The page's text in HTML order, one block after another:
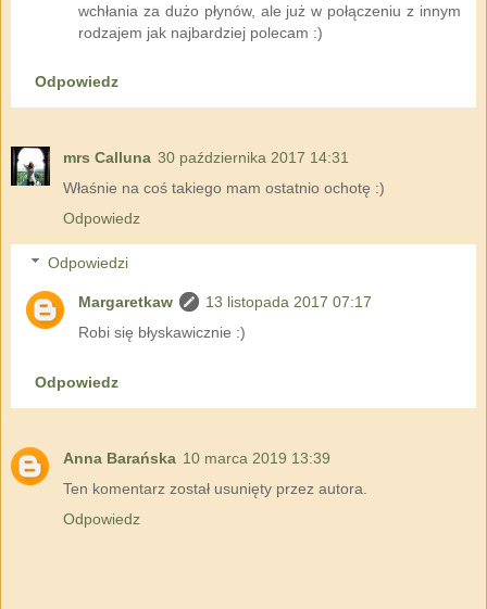
wchłania za dużo płynów, ale już w połączeniu z innym
rodzajem jak najbardziej polecam :)
Odpowiedz
mrs Calluna 30 października 2017 14:31
Właśnie na coś takiego mam ostatnio ochotę :)
Odpowiedz
Odpowiedzi
Margaretkaw
13 listopada 2017 07:17
Robi się błyskawicznie :)
Odpowiedz
Anna Barańska 10 marca 2019 13:39
Ten komentarz został usunięty przez autora.
Odpowiedz